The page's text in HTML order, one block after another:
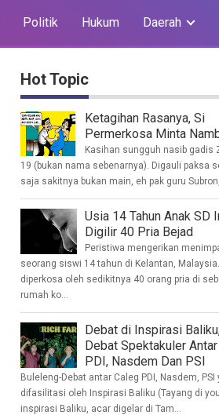
Politik Hukum Daerah
Hot Topic
Ketagihan Rasanya, Si
Permerkosa Minta
Kasihan sungguh nasib gadis
19 (bukan nama sebenarnya). Digauli paksa
saja sakitnya bukan main, eh pak guru
Usia 14 Tahun Anak SD
Digilir 40 Pria Bejad
Peristiwa mengerikan
seorang siswi 14 tahun di Kelantan,
diperkosa oleh sedikitnya 40 orang pria di
rumah ko...
Debat di Inspirasi
Debat Spektakuler
PDI, Nasdem Dan PSI
Buleleng-Debat antar Caleg PDI, Nasdem, PSI
difasilitasi oleh Inspirasi Baliku (Tayang di
inspirasi Baliku, acar digelar di Tam...